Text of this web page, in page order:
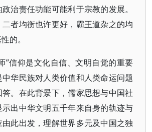
治责任功能可能利于宗教的发展。
者均衡也许更好，霸王道杂之的均
的。
”信仰是文化自信、文明自觉的重要
华民族对人类价值和人类命运问题
。在此背景下，儒家思想与中国社
出中华文明五千年来自身的轨迹与
此出发，理解世界多元及中国之独